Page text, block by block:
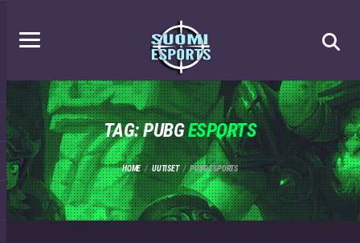
TAG: PUBGESPORTS
HOME UUTISET PUBG ESPORTS